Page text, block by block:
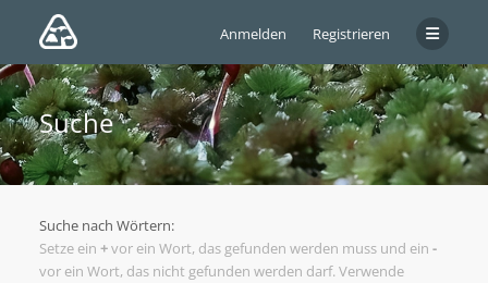
Anmelden Registrieren
Suche
Suche nach Wörtern:
Setze ein +vor ein Wort, das gefunden werden muss und ein -
vor ein Wort, das nicht gefunden werden darf. Verwende